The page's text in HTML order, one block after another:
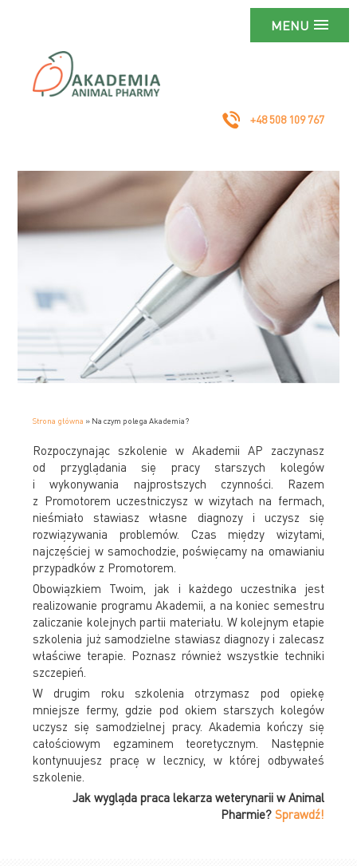
MENU
+48 508 109 767
Strona główna » Na czym polega Akademia?
Rozpoczynając szkolenie w Akademii AP zaczynasz
od przyglądania się pracy starszych kolegów
i wykonywania najprostszych czynności. Razem
z Promotorem uczestniczysz w wizytach na fermach,
nieśmiało stawiasz własne diagnozy i uczysz się
rozwiązywania problemów. Czas między wizytami,
najczęściej w samochodzie, poświęcamy na omawianiu
przypadków z Promotorem.
Obowiązkiem Twoim, jak i każdego uczestnika jest
realizowanie programu Akademii, a na koniec semestru
zaliczanie kolejnych partii materiału. W kolejnym etapie
szkolenia już samodzielne stawiasz diagnozy i zalecasz
właściwe terapie. Poznasz również wszystkie techniki
szczepień.
W drugim roku szkolenia otrzymasz pod opiekę
mniejsze fermy, gdzie pod okiem starszych kolegów
uczysz się samodzielnej pracy. Akademia kończy się
całościowym egzaminem teoretycznym. Następnie
kontynuujesz pracę w lecznicy, w której odbywałeś
szkolenie.
Jak wygląda praca lekarza weterynarii w Animal
Pharmie? Sprawdź!